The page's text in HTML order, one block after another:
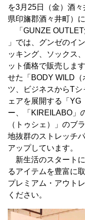
を3月25日（金）酒
県印旛郡酒々井町）
「GUNZE OUTLET
」では、グンゼのイ
ッキング、ソックス
ット価格で販売しま
せた「BODY WILD
ツ、ビジネスからT
ェアを展開する「YG
ー、「KIREILABO
（トゥシェ）」のブ
地抜群のストレッチ
アップしています。
新生活のスタート
るアイテムを豊富に
プレミアム・アウト
ください。